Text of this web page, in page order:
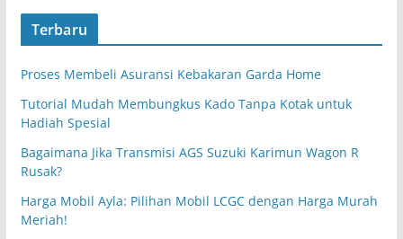
Terbaru
Proses Membeli Asuransi Kebakaran Garda Home
Tutorial Mudah Membungkus Kado Tanpa Kotak untuk
Hadiah Spesial
Bagaimana Jika Transmisi AGS Suzuki Karimun Wagon R
Rusak?
Harga Mobil Ayla: Pilihan Mobil LCGC dengan Harga Murah
Meriah!